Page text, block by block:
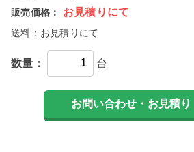
販売価格：
お見積りにて
送料： お見積りにて
数量： 台